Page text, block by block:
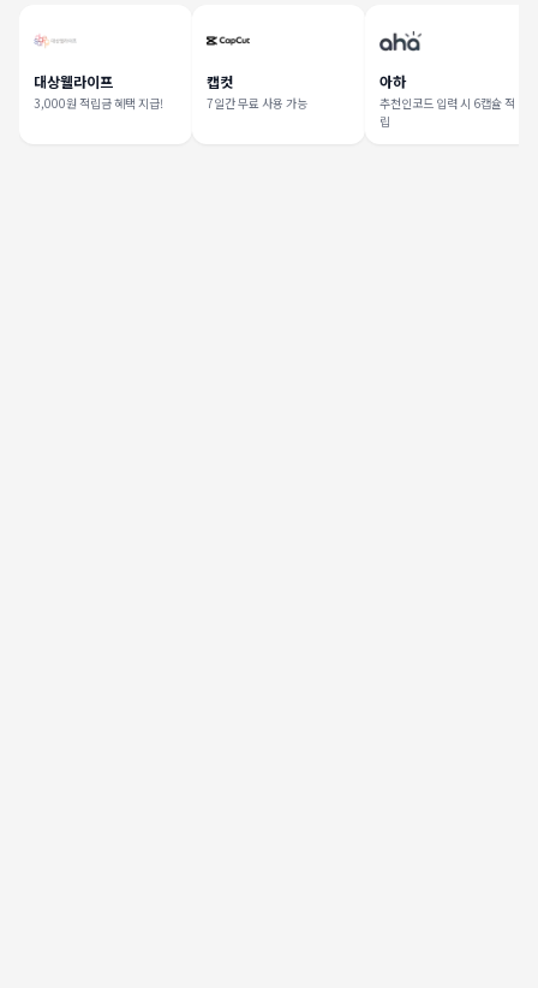
대상웰라이프
3,000원 적립금 혜택 지급!
캡컷
7일간 무료 사용 가능
아하
추천인코드 입력 시 6캡슐 적
립